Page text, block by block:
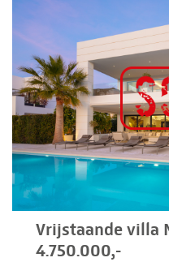
Vrijstaande villa
4.750.000,-